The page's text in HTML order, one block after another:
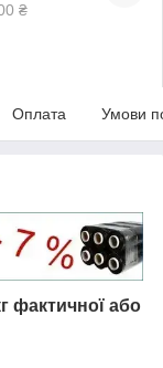
₴
Оплата Умови
фактичної або